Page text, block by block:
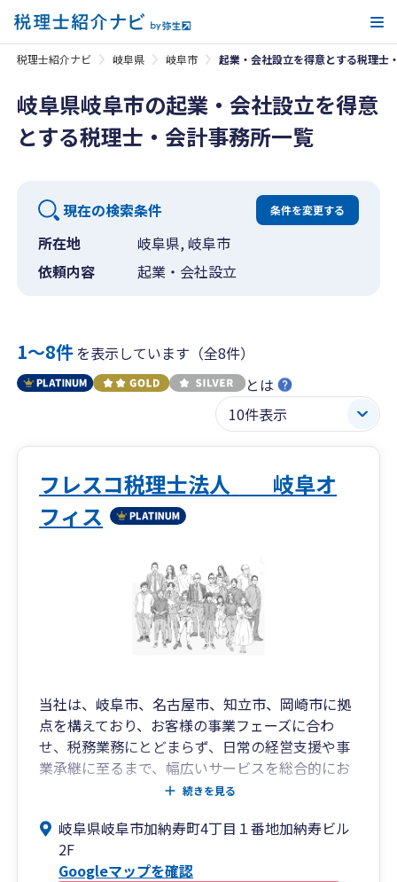
税理士紹介ナビ 岐阜県 岐阜市 起業・会社設立を得意とする税理士
岐阜県岐阜市の起業・会社設立を得意
とする税理士・会計事務所一覧
現在の検索条件 条件を変更する
所在地
岐阜県, 岐阜市
依頼内容
起業・会社設立
1〜8件を表示しています（全8件）
とは
フレスコ税理士法人 岐阜オ
フィス
当社は、岐阜市、名古屋市、知立市、岡崎市に拠
点を構えており、お客様の事業フェーズに合わ
せ、税務業務にとどまらず、日常の経営支援や事
業承継に至るまで、幅広いサービスを総合的にお
届けしております。
組織基盤の強化を支援することで、お客様が本業
に集中できる環境を整えております。
続きを見る
岐阜県岐阜市加納寿町4丁目１番地加納寿ビル
2F
Googleマップを確認